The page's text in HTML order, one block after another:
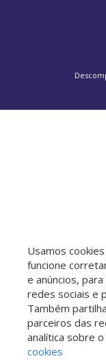
Usamos
funcione
e anúncios,
redes sociais e
Também
parceiros das
analítica sobre
cookies